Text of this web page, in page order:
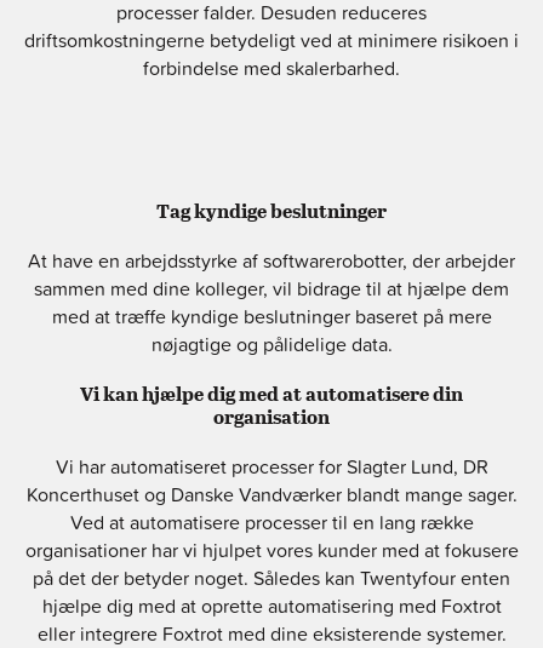
processer falder. Desuden reduceres
driftsomkostningerne betydeligt ved at minimere risikoen i
forbindelse med skalerbarhed.
Tag kyndige beslutninger
At have en arbejdsstyrke af softwarerobotter, der arbejder
sammen med dine kolleger, vil bidrage til at hjælpe dem
med at træffe kyndige beslutninger baseret på mere
nøjagtige og pålidelige data.
Vi kan hjælpe dig med at automatisere din
organisation
Vi har automatiseret processer for Slagter Lund, DR
Koncerthuset og Danske Vandværker blandt mange sager.
Ved at automatisere processer til en lang række
organisationer har vi hjulpet vores kunder med at fokusere
på det der betyder noget. Således kan Twentyfour enten
hjælpe dig med at oprette automatisering med Foxtrot
eller integrere Foxtrot med dine eksisterende systemer.